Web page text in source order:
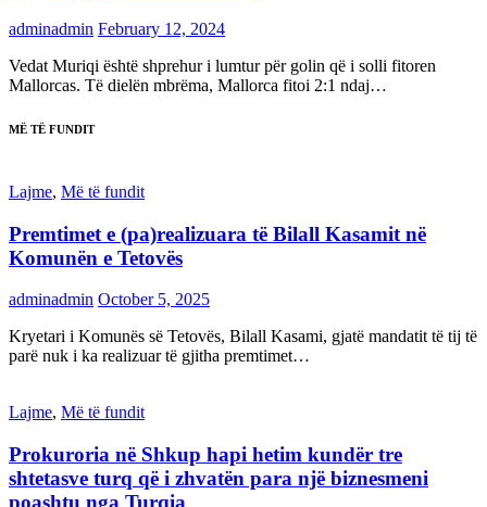
adminadmin February 12, 2024
Vedat Muriqi është shprehur i lumtur për golin që i solli fitoren
Mallorcas. Të dielën mbrëma, Mallorca fitoi 2:1 ndaj…
MË TË FUNDIT
Lajme, Më të fundit
Premtimet e (pa)realizuara të Bilall Kasamit në
Komunën e Tetovës
adminadmin October 5, 2025
Kryetari i Komunës së Tetovës, Bilall Kasami, gjatë mandatit të tij të
parë nuk i ka realizuar të gjitha premtimet…
Lajme, Më të fundit
Prokuroria në Shkup hapi hetim kundër tre
shtetasve turq që i zhvatën para një biznesmeni
poashtu nga Turqia